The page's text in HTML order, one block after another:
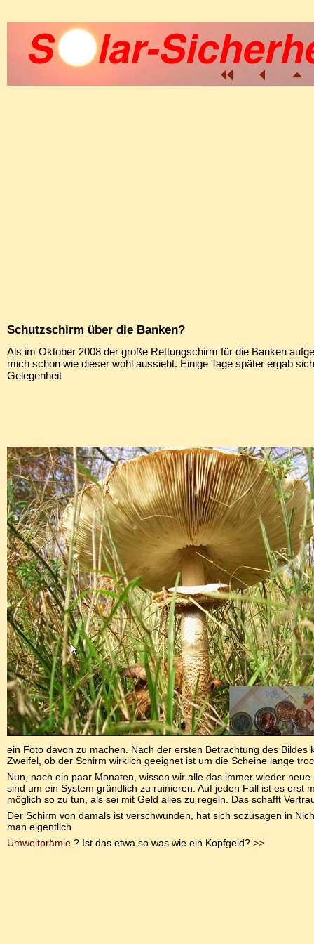
Schutzschirm über die Banken?
Als im Oktober 2008 der große Rettungschirm für die Banken
mich schon wie dieser wohl aussieht. Einige Tage später ergab
Gelegenheit
ein Foto davon zu machen. Nach der ersten Betrachtung des Bildes
Zweifel, ob der Schirm wirklich geeignet ist um die Scheine lange
Nun, nach ein paar Monaten, wissen wir alle das immer wieder
sind um ein System gründlich zu ruinieren. Auf jeden Fall ist es erst
möglich so zu tun, als sei mit Geld alles zu regeln. Das schafft
Der Schirm von damals ist verschwunden, hat sich sozusagen in
man eigentlich
Umweltprämie ? Ist das etwa so was wie ein Kopfgeld? >>